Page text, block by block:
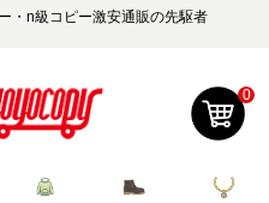
・n級コピー激安通販の先駆者
0